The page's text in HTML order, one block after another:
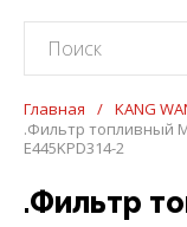
Главная / KANG
.Фильтр топливный
E445KPD314-2
.Фильтр